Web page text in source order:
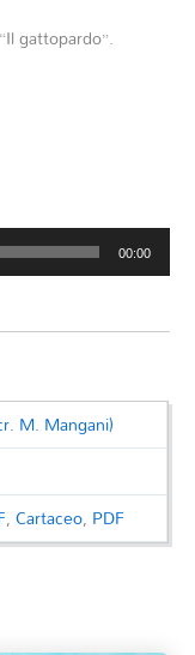
gattopardo”.
00:00
M. Mangani)
,Cartaceo, PDF